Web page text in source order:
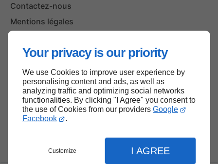
Your privacy is our priority
We use Cookies to improve user experience by
personalising content and ads, as well as
analyzing traffic and optimizing social networks
functionalities. By clicking "I Agree" you consent to
the use of Cookies from our providers Google
Facebook
.
Customize I AGREE
Contactez-nous
Mentions légales
Haut de page